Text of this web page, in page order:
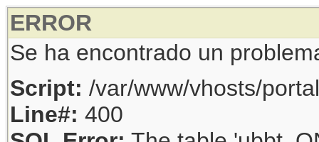
ERROR
Se ha encontrado un
Script: /var/www/vhosts/
Line#: 400